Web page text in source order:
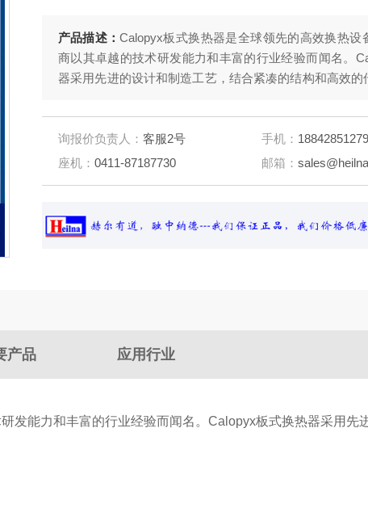
产品描述： Calopyx板式换热器是全球领先的高效换热设
商以其卓越的技术研发能力和丰富的行业经验而闻名。
器采用先进的设计和制造工艺，结合紧凑的结构和高效的
询报价负责人： 客服2号 手机： 18842851279
座机： 0411-87187730 邮箱：
产品 应用行业
发能力和丰富的行业经验而闻名。Calopyx板式换热器采用先